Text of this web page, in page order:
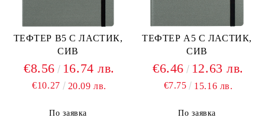
ТЕФТЕР В5 С ЛАСТИК,
СИВ
€8.56 16.74 лв.
€10.27 20.09 лв.
По заявка
ТЕФТЕР А5 С ЛАСТИК,
СИВ
€6.46 12.63 лв.
€7.75 15.16 лв.
По заявка